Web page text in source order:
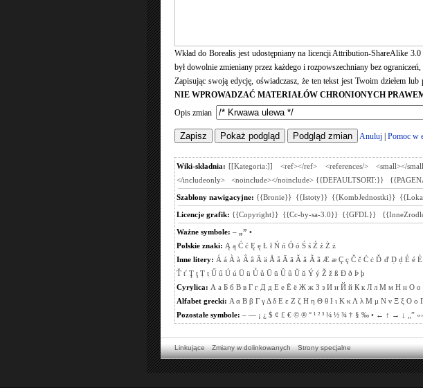
Wkład do Borealis jest udostępniany na licencji Attribution-ShareAlike
był dowolnie zmieniany przez każdego i rozpowszechniany bez
Zapisując swoją edycję, oświadczasz, że ten tekst jest Twoim dziełem
NIE WPROWADZAĆ MATERIAŁÓW CHRONIONYCH
Opis zmian
Anuluj Pomoc w
Wiki-składnia: [[Kategoria:]] <ref></ref> <references/> <small></
</includeonly>
<noinclude></noinclude> {{DEFAULTSORT:}}
Szablony nawigacyjne: {{Bronie}} {{Istoty}} {{KombJednostki}}
Licencje grafik: {{Copyright}} {{Cc-by-sa-3.0}} {{GFDL}}
Ważne symbole: – „” •
Polskie znaki: Ą ą Ć ć Ę ę Ł ł Ń ń Ó ó Ś ś Ź ź Ż ż
Inne litery: Á á À à Â â Ä ä Å å Ā ā Ă ă Ã ã Æ æ Ç ç Č č Ċ ċ Ď ď Ḍ ḍ É é È
Ť ť Ţ ţ Ṭ ṭ Ű ű Ú ú Ü ü Ů ů Ū ū Û û Ŭ ŭ Ý ý Ž ž ß Ð ð Þ þ
Cyrylica: А а Б б В в Г г Д д Е е Ё ё Ж ж З з И и Й й К к Л л М м Н н О о
Alfabet grecki: Α α Β β Γ γΔ δ Ε ε Ζ ζ Η η Θ θ Ι ι Κ κΛ λ Μ μ Ν ν Ξ ξ Ο ο
Pozostałe symbole: – — ¡ ¿ $ ¢ £ € © ® ° ¹ ² ³ ¼ ½ ¾ † § ‰ • ← ↑ → ↓ „”
Linkujące Zmiany w dolinkowanych Strony specjalne